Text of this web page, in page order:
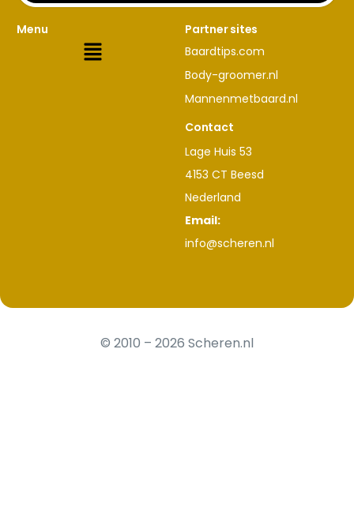
Menu
Partner sites
Baardtips.com
Body-groomer.nl
Mannenmetbaard.nl
Contact
Lage Huis 53
4153 CT Beesd
Nederland
Email:
info@scheren.nl
© 2010 – 2026 Scheren.nl